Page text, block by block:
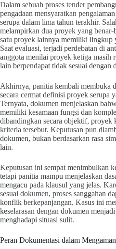
Dalam sebuah proses tender
pengadaan mensyaratkan
serupa dalam lima tahun terakhir.
melampirkan dua proyek yang benar-
satu proyek lainnya memiliki lingkup
Saat evaluasi, terjadi perdebatan di
anggota menilai proyek ketiga masih
lain berpendapat tidak sesuai dengan
Akhirnya, panitia kembali membuka
secara cermat definisi proyek serupa
Ternyata, dokumen menjelaskan
memiliki kesamaan fungsi dan
dibandingkan secara objektif, proyek
kriteria tersebut. Keputusan pun
dokumen, bukan berdasarkan rasa
lain.
Keputusan ini sempat menimbulkan
tetapi panitia mampu menjelaskan
mengacu pada klausul yang jelas.
sesuai dokumen, proses sanggahan
konflik berkepanjangan. Kasus ini
keselarasan dengan dokumen
menghadapi situasi sulit.
Peran Dokumentasi dalam